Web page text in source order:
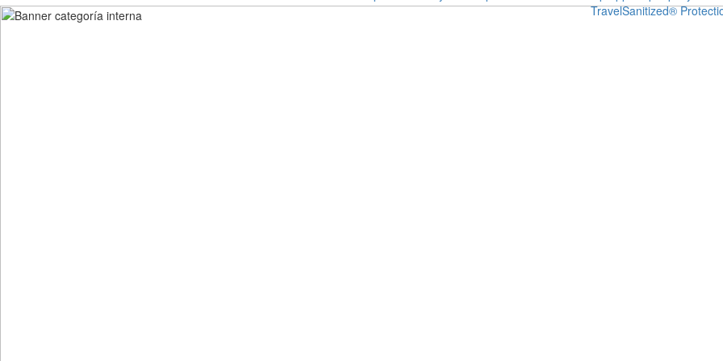
TravelSanitized®